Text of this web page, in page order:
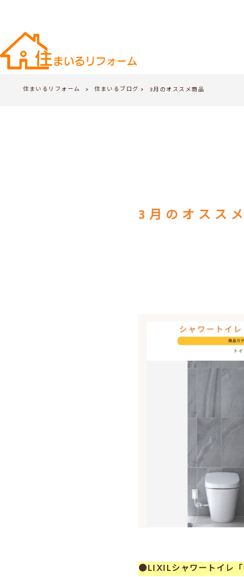
住まいるリフォーム > 住まいるブログ > 3月のオススメ商品
3月のオスス
●LIXILシャワートイレ「